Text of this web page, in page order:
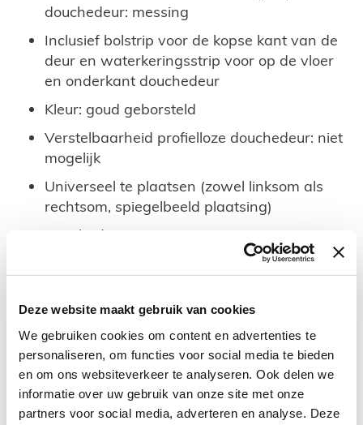
Deze website maakt gebruik van cookies
We gebruiken cookies om content en advertenties te
personaliseren, om functies voor social media te bieden
en om ons websiteverkeer te analyseren. Ook delen we
informatie over uw gebruik van onze site met onze
partners voor social media, adverteren en analyse. Deze
douchedeur: messing
Inclusief bolstrip voor de kopse kant van de
deur en waterkeringsstrip voor op de vloer
en onderkant douchedeur
Kleur: goud geborsteld
Verstelbaarheid profielloze douchedeur: niet
mogelijk
Universeel te plaatsen (zowel linksom als
rechtsom, spiegelbeeld plaatsing)
Douchedeur met 0-punt
Douchedeur naar binnen- en buiten
Dikte glas douchedeur: 8 mm helder
veiligheidsglas
Nano behandeling (anti kalk coating)
Geschikt voor plaatsing direct op een
tegelvloer